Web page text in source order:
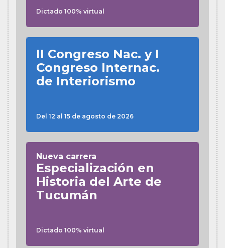
Dictado 100% virtual
II Congreso Nac. y I
Congreso Internac.
de Interiorismo
Del 12 al 15 de agosto de 2026
Nueva carrera
Especialización en
Historia del Arte de
Tucumán
Dictado 100% virtual